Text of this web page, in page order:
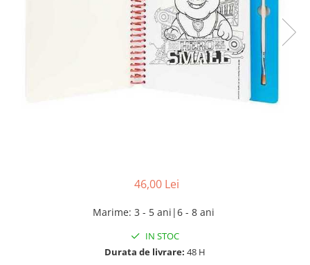
46,00 Lei
Marime: 3 - 5 ani|6 - 8 ani
IN STOC
Durata de livrare: 48 H